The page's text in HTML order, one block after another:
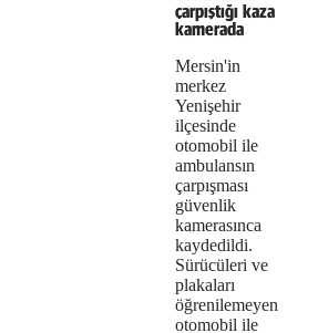
loaded,
because
çarpıştığı kaza
kamerada
Mersin'in
merkez
Yenişehir
ilçesinde
otomobil ile
ambulansın
çarpışması
güvenlik
kamerasınca
kaydedildi.
Sürücüleri ve
plakaları
öğrenilemeyen
otomobil ile